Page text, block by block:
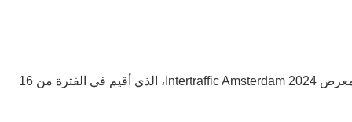
شاركت شركة Hefei Lu Zheng Tong Reflective Material Co., Ltd.، وهي شركة تصنيع صينية متخصصة في حلول المواد العاكسة، في معرض Intertraffic Amsterdam 2024، الذي أقيم في الفترة من 16